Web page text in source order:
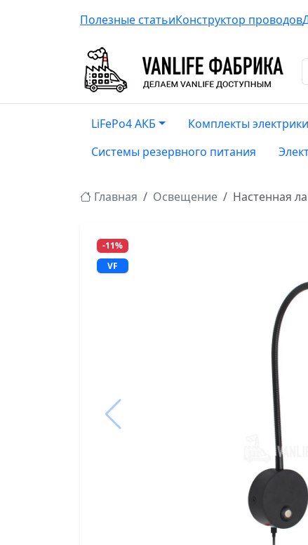
Полезные статьиКонструктор проводов
LiFePo4 АКБ Комплекты электрики
Системы резервного питания
Главная Освещение Настенная
-11%
VF